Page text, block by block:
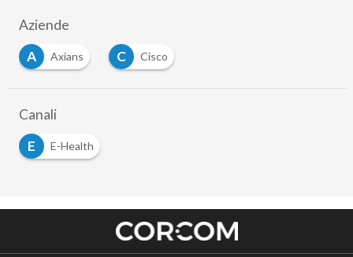
Aziende
A
Axians C
Cisco
Canali
E
E-Health